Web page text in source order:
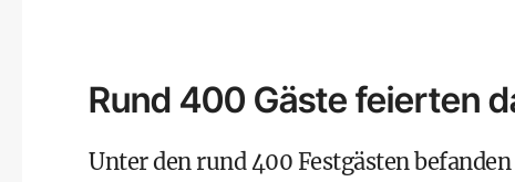
Rund 400 Gäste feierten
Unter den rund 400 Festgästen